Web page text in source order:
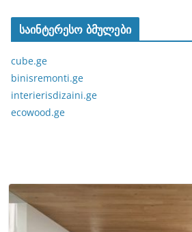
საინტერესო ბმულები
cube.ge
binisremonti.ge
interierisdizaini.ge
ecowood.ge